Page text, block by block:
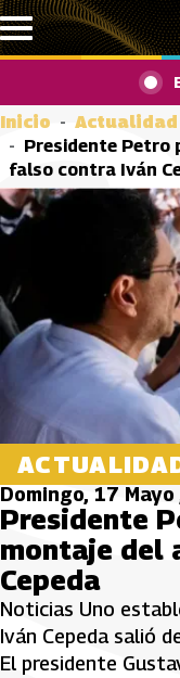
Pasar al contenido
Inicio
Actualidad
Presidente Petro
falso contra Iván
Domingo, 17
Presidente
montaje del
Cepeda
Noticias Uno
Iván Cepeda salió
El presidente